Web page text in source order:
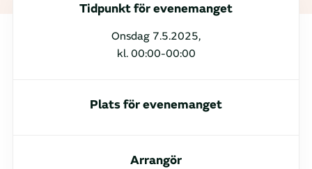
Tidpunkt för evenemanget
Onsdag 7.5.2025,
kl. 00:00-00:00
Plats för evenemanget
Arrangör